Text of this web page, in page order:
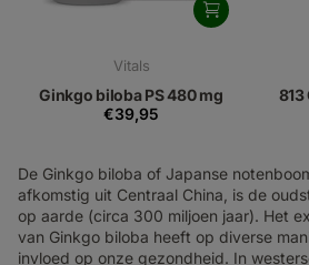
Vitals
Ginkgo biloba PS 480 mg
€39,95
De Ginkgo biloba of Japanse
afkomstig uit Centraal China, is de
op aarde (circa 300 miljoen jaar). Het
van Ginkgo biloba heeft op diverse
invloed op onze gezondheid. In